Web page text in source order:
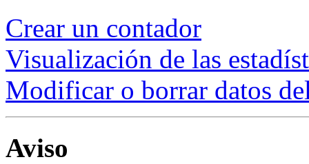
Crear un contador
Visualización de las
Modificar o borrar datos
Aviso